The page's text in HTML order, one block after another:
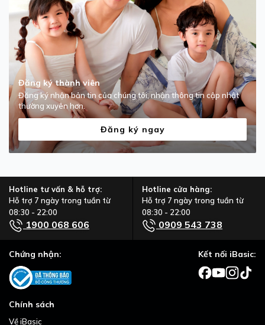
Đăng ký thành viên
Đăng ký nhận bản tin của chúng tôi, nhận thông tin cập nhật
thường xuyên hơn.
Đăng ký ngay
Hotline tư vấn & hỗ trợ:
Hỗ trợ 7 ngày trong tuần từ
08:30 - 22:00
1900 068 606
Hotline cửa hàng:
Hỗ trợ 7 ngày trong tuần từ
08:30 - 22:00
0909 543 738
Chính sách
Về iBasic
Chứng nhận: Kết nối iBasic: